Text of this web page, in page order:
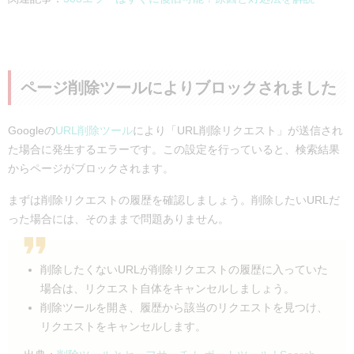
ページ削除ツールによりブロックされました
GoogleのURL削除ツールにより「URL削除リクエスト」が送信され
た場合に発生するエラーです。この設定を行っていると、検索結果
からページがブロックされます。
まずは削除リクエストの履歴を確認しましょう。削除したいURLだ
った場合には、そのままで問題ありません。
削除したくないURLが削除リクエストの履歴に入っていた
場合は、リクエスト自体をキャンセルしましょう。
削除ツールを開き、履歴から該当のリクエストを見つけ、
リクエストをキャンセルします。